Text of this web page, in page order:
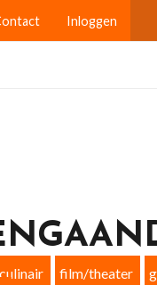
Inloggen
culinair film/theater